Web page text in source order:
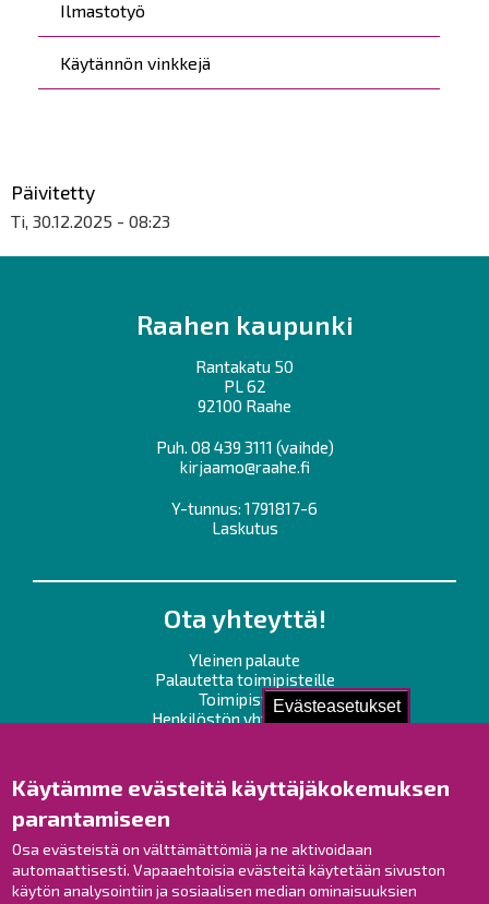
Evästeasetukset
Käytämme evästeitä käyttäjäkokemuksen
parantamiseen
Osa evästeistä on välttämättömiä ja ne aktivoidaan
automaattisesti. Vapaaehtoisia evästeitä käytetään sivuston
käytön analysointiin ja sosiaalisen median ominaisuuksien
Ilmastotyö
Käytännön vinkkejä
Päivitetty
Ti, 30.12.2025 - 08:23
Raahen kaupunki
Rantakatu 50
PL 62
92100 Raahe
Puh. 08 439 3111 (vaihde)
kirjaamo@raahe.fi
Y-tunnus: 1791817-6
Laskutus
Ota yhteyttä!
Yleinen palaute
Palautetta toimipisteille
Toimipisteet
Henkilöstön yhteystiedot
Raahe Facebookissa
Raahe Instagramissa
Raahe LinkedInissä
Raahe YouTubessa